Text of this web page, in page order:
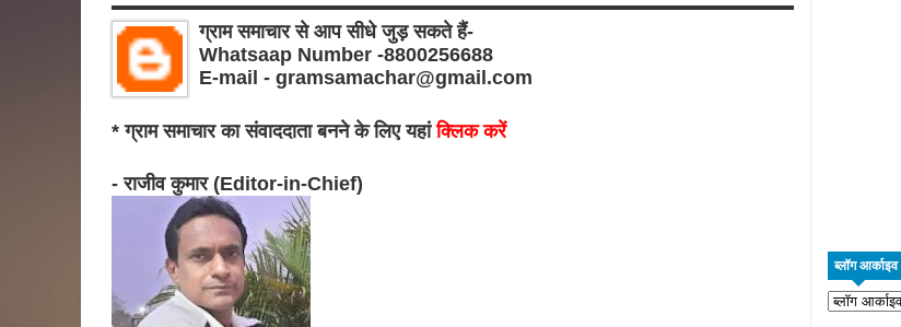
ब्लॉग आर्काइव
ग्राम समाचार से आप सीधे जुड़ सकते हैं-
Whatsaap Number -8800256688
E-mail - gramsamachar@gmail.com
* ग्राम समाचार का संवाददाता बनने के लिए यहांक्लिक करें
- राजीव कुमार (Editor-in-Chief)